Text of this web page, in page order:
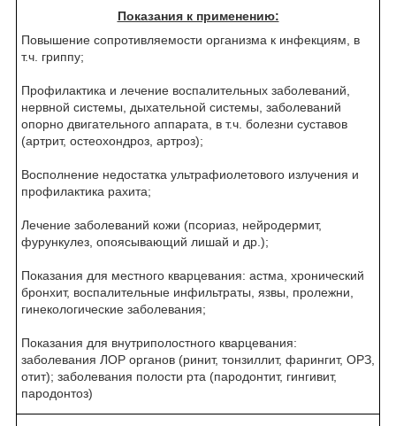
Показания к применению:
Повышение сопротивляемости организма к инфекциям, в
т.ч. гриппу;
Профилактика и лечение воспалительных заболеваний,
нервной системы, дыхательной системы, заболеваний
опорно двигательного аппарата, в т.ч. болезни суставов
(артрит, остеохондроз, артроз);
Восполнение недостатка ультрафиолетового излучения и
профилактика рахита;
Лечение заболеваний кожи (псориаз, нейродермит,
фурункулез, опоясывающий лишай и др.);
Показания для местного кварцевания: астма, хронический
бронхит, воспалительные инфильтраты, язвы, пролежни,
гинекологические заболевания;
Показания для внутриполостного кварцевания:
заболевания ЛОР органов (ринит, тонзиллит, фарингит, ОРЗ,
отит); заболевания полости рта (пародонтит, гингивит,
пародонтоз)